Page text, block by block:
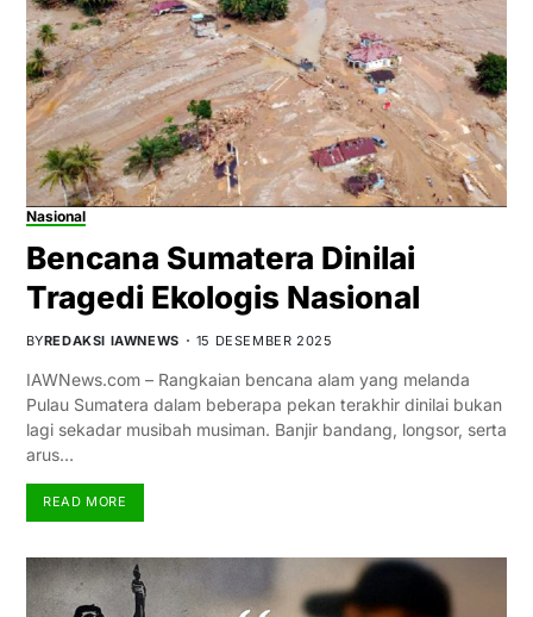
Nasional
Bencana Sumatera Dinilai
Tragedi Ekologis Nasional
BYREDAKSI IAWNEWS 15 DESEMBER 2025
IAWNews.com – Rangkaian bencana alam yang melanda
Pulau Sumatera dalam beberapa pekan terakhir dinilai bukan
lagi sekadar musibah musiman. Banjir bandang, longsor, serta
arus…
READ MORE